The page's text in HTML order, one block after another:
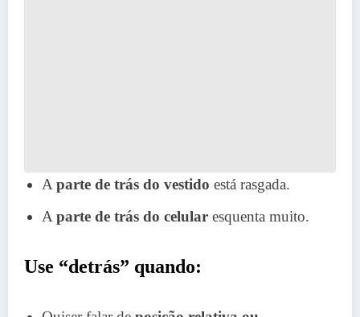
A parte de trás do vestido está rasgada.
A parte de trás do celular esquenta muito.
Use “detrás” quando: